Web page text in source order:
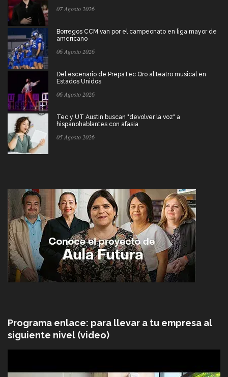
07 Agosto 2026
Borregos CCM van por el campeonato en liga mayor de
americano
06 Agosto 2026
Del escenario de PrepaTec Qro al teatro musical en
Estados Unidos
06 Agosto 2026
Tec y UT Austin buscan "devolver la voz" a
hispanohablantes con afasia
05 Agosto 2026
Programa enlace: para llevar a tu empresa al
siguiente nivel (video)